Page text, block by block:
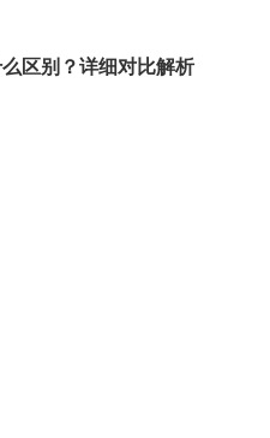
区别？详细对比解析